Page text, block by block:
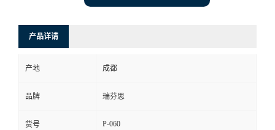
式
产品详请
产地 成都
品牌 瑞芬思
货号 P-060